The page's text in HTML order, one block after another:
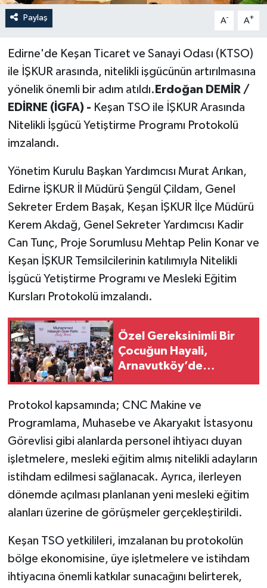
Paylaş A- A+
Edirne'de Keşan Ticaret ve Sanayi Odası (KTSO)
ile İŞKUR arasında, nitelikli işgücünün artırılmasına
yönelik önemli bir adım atıldı. Erdoğan DEMİR /
EDİRNE (İGFA) - Keşan TSO ile İŞKUR Arasında
Nitelikli İşgücü Yetiştirme Programı Protokolü
imzalandı.
Yönetim Kurulu Başkan Yardımcısı Murat Arıkan,
Edirne İŞKUR İl Müdürü Şengül Çildam, Genel
Sekreter Erdem Başak, Keşan İŞKUR İlçe Müdürü
Kerem Akdağ, Genel Sekreter Yardımcısı Kadir
Can Tunç, Proje Sorumlusu Mehtap Pelin Konar ve
Keşan İŞKUR Temsilcilerinin katılımıyla Nitelikli
İşgücü Yetiştirme Programı ve Mesleki Eğitim
Kursları Protokolü imzalandı.
Özel Gereksinimli Bir
Çocuğun Hayali,
Arnavutköy’de
Protokol kapsamında; CNC Makine ve
Programlama, Muhasebe ve Akaryakıt İstasyonu
Görevlisi gibi alanlarda personel ihtiyacı duyan
işletmelere, mesleki eğitim almış nitelikli adayların
istihdam edilmesi sağlanacak. Ayrıca, ilerleyen
dönemde açılması planlanan yeni mesleki eğitim
alanları üzerine de görüşmeler gerçekleştirildi.
Keşan TSO yetkilileri, imzalanan bu protokolün
bölge ekonomisine, üye işletmelere ve istihdam
ihtiyacına önemli katkılar sunacağını belirterek,